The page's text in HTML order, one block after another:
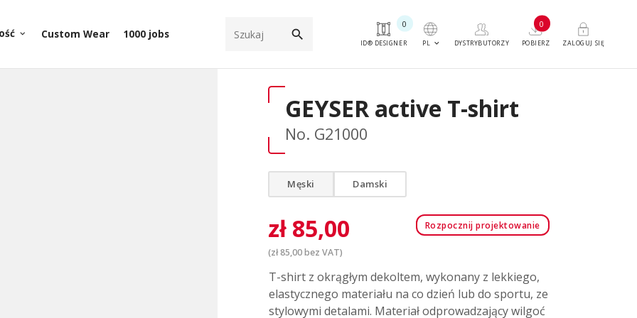
keyboard_arrow_down Custom Wear 1000 jobs
ID® DESIGNER
0
PL keyboard_arrow_down DYSTRYBUTORZY POBIERZ
0
ZALOGUJ SIĘ
search
GEYSER active T-shirt
No. G21000
Męski Damski
zł 85,00
(zł85,00bez VAT)
Rozpocznij projektowanie
T-shirt z okrągłym dekoltem, wykonany z lekkiego,
elastycznego materiału na co dzień lub do sportu, ze
stylowymi detalami. Materiał odprowadzający wilgoć